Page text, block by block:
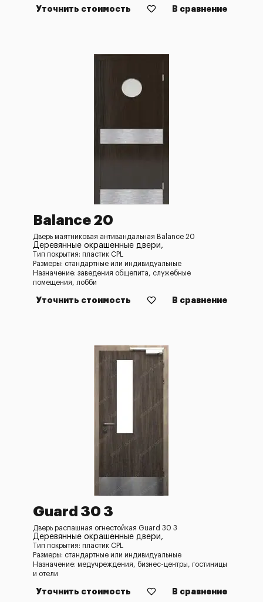
Уточнить стоимость В сравнение
Balance 20
Дверь маятниковая антивандальная Balance 20
Деревянные окрашенные двери,
Тип покрытия: пластик CPL
Размеры: стандартные или индивидуальные
Назначение: заведения общепита, служебные
помещения, лобби
Уточнить стоимость В сравнение
Guard 30 3
Дверь распашная огнестойкая Guard 30 3
Деревянные окрашенные двери,
Тип покрытия: пластик CPL
Размеры: стандартные или индивидуальные
Назначение: медучреждения, бизнес-центры, гостиницы
и отели
Уточнить стоимость В сравнение